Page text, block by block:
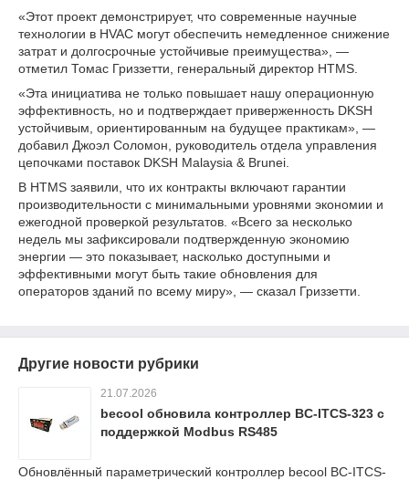
«Этот проект демонстрирует, что современные научные
технологии в HVAC могут обеспечить немедленное снижение
затрат и долгосрочные устойчивые преимущества», —
отметил Томас Гриззетти, генеральный директор HTMS.
«Эта инициатива не только повышает нашу операционную
эффективность, но и подтверждает приверженность DKSH
устойчивым, ориентированным на будущее практикам», —
добавил Джоэл Соломон, руководитель отдела управления
цепочками поставок DKSH Malaysia & Brunei.
В HTMS заявили, что их контракты включают гарантии
производительности с минимальными уровнями экономии и
ежегодной проверкой результатов. «Всего за несколько
недель мы зафиксировали подтвержденную экономию
энергии — это показывает, насколько доступными и
эффективными могут быть такие обновления для
операторов зданий по всему миру», — сказал Гриззетти.
Другие новости рубрики
21.07.2026
becool обновила контроллер BC-ITCS-323 с
поддержкой Modbus RS485
Обновлённый параметрический контроллер becool BC-ITCS-